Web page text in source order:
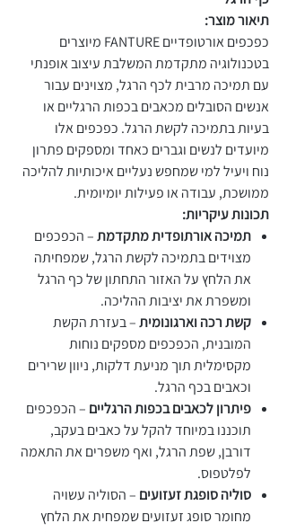
תיאור מוצר:
כפכפים אורטופדיים FANTURE מיוצרים
בטכנולוגיה מתקדמת המשלבת עיצוב אופנתי
עם תמיכה מרבית לכף הרגל, מצוינים עבור
אנשים הסובלים מכאבים בכפות הרגליים או
בעיות בתמיכה לקשת הרגל. כפכפים אלו
מיועדים לנשים וגברים כאחד ומספקים פתרון
נוח ויעיל למי שמחפש נעליים איכותיות להליכה
ממושכת, עבודה או פעילות יומיומית.
תכונות עיקריות:
תמיכה אורתופדית מתקדמת– הכפכפים
מצוידים בתמיכה לקשת הרגל, שמפחיתה
את הלחץ על האזור התחתון של כף הרגל
ומשפרת את יציבות ההליכה.
קשת רכה וארגונומית– בעזרת הקשת
המובנית, הכפכפים מספקים נוחות
מקסימלית תוך מניעת דלקות, ניוון שרירים
וכאבים בכף הרגל.
פיתרון לכאבים בכפות הרגליים – הכפכפים
תוכננו במיוחד להקל על כאבים בעקב,
דורבן, שפת הרגל, ואף משפרים את התאמה
לפלטפוס.
סוליה סופגת זעזועים – הסוליה עשויה
מחומר סופג זעזועים שמפחית את הלחץ